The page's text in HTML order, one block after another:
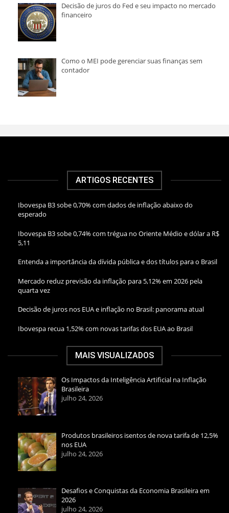
Decisão de juros do Fed e seu impacto no mercado
financeiro
Como o MEI pode gerenciar suas finanças sem
contador
ARTIGOS RECENTES
Ibovespa B3 sobe 0,70% com dados de inflação abaixo do
esperado
Ibovespa B3 sobe 0,74% com trégua no Oriente Médio e dólar a R$
5,11
Entenda a importância da dívida pública e dos títulos para o Brasil
Mercado reduz previsão da inflação para 5,12% em 2026 pela
quarta vez
Decisão de juros nos EUA e inflação no Brasil: panorama atual
Ibovespa recua 1,52% com novas tarifas dos EUA ao Brasil
MAIS VISUALIZADOS
Os Impactos da Inteligência Artificial na Inflação
Brasileira
julho 24, 2026
Produtos brasileiros isentos de nova tarifa de 12,5%
nos EUA
julho 24, 2026
Desafios e Conquistas da Economia Brasileira em
2026
julho 24, 2026